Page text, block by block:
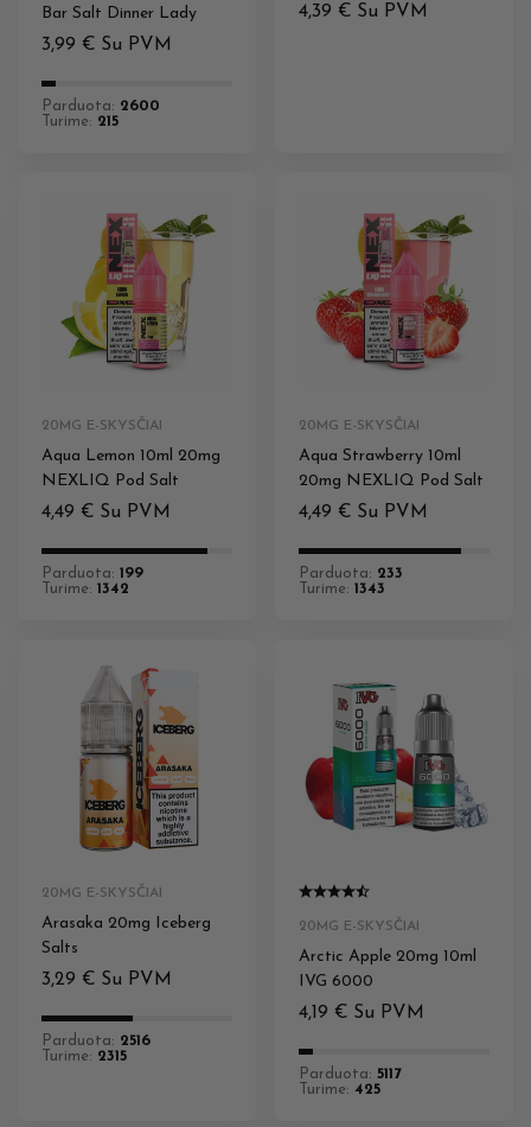
Bar Salt Dinner Lady
3,99 € Su PVM
Parduota: 2600
Turime: 215
4,39 € Su PVM
20MG E-SKYSČIAI
Aqua Lemon 10ml 20mg
NEXLIQ Pod Salt
4,49 € Su PVM
Parduota: 199
Turime: 1342
20MG E-SKYSČIAI
Aqua Strawberry 10ml
20mg NEXLIQ Pod Salt
4,49 € Su PVM
Parduota: 233
Turime: 1343
20MG E-SKYSČIAI
Arasaka 20mg Iceberg
Salts
3,29 € Su PVM
Parduota: 2516
Turime: 2315
20MG E-SKYSČIAI
Arctic Apple 20mg 10ml
IVG 6000
4,19 € Su PVM
Parduota: 5117
Turime: 425